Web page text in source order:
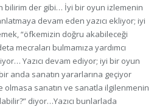
bilirim der gibi… İyi bir oyun izlemenin
devam eden yazıcı ekliyor; iyi
“öfkemizin doğru akabileceği
mecraları bulmamıza yardımcı
Yazıcı devam ediyor; iyi bir oyun
anda sanatın yararlarına geçiyor
olmasa sanatın ve sanatla ilgilenmenin
diyor…Yazıcı bunlarlada